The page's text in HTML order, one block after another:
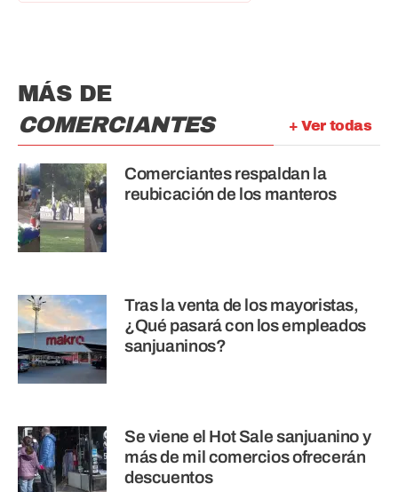
+ Ver todas
MÁS DE
COMERCIANTES
Comerciantes respaldan la
reubicación de los manteros
Tras la venta de los mayoristas,
¿Qué pasará con los empleados
sanjuaninos?
Se viene el Hot Sale sanjuanino y
más de mil comercios ofrecerán
descuentos